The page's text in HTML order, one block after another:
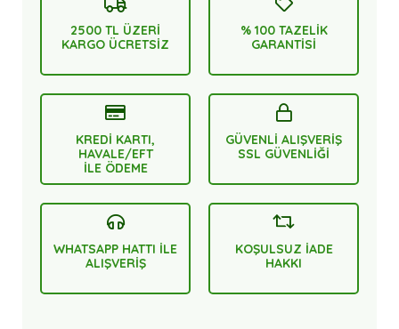
2500 TL ÜZERİ
KARGO ÜCRETSİZ
% 100 TAZELİK
GARANTİSİ
KREDİ KARTI,
HAVALE/EFT
İLE ÖDEME
GÜVENLİ ALIŞVERİŞ
SSL GÜVENLİĞİ
WHATSAPP HATTI İLE
ALIŞVERİŞ
KOŞULSUZ İADE
HAKKI